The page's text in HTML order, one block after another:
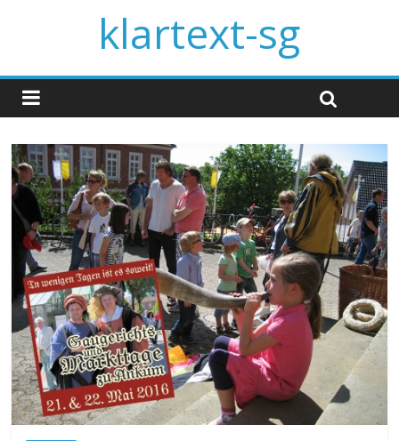
klartext-sg